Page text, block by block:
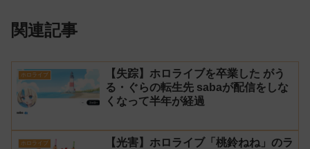
関連記事
ホロライブ
【失踪】ホロライブを卒業した がう
る・ぐらの転生先 sabaが配信をしな
くなって半年が経過
ホロライブ
【光害】ホロライブ「桃鈴ねね」のラ